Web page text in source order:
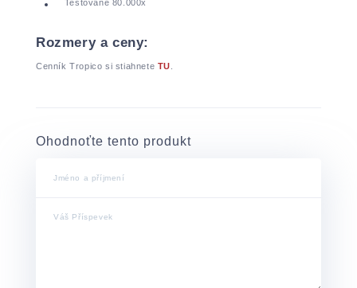
Testované 80.000x
Rozmery a ceny:
Cenník Tropico si stiahnete TU
Ohodnoťte tento produkt